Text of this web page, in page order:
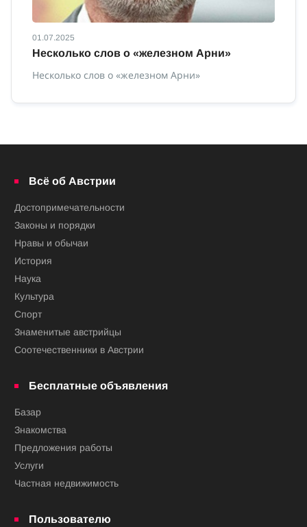
01.07.2025
Несколько слов о «железном Арни»
Несколько слов о «железном Арни»
Всё об Австрии
Достопримечательности
Законы и порядки
Нравы и обычаи
История
Наука
Культура
Спорт
Знаменитые австрийцы
Соотечественники в Австрии
Бесплатные объявления
Базар
Знакомства
Предложения работы
Услуги
Частная недвижимость
Пользователю